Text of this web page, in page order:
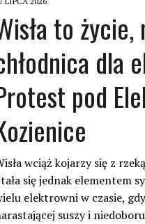
to życie,
dla
pod
wciąż kojarzy się z
się jednak elementem
elektrowni w czasie,
suszy i